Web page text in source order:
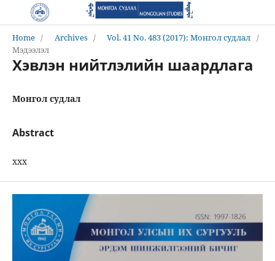
Home / Archives / Vol. 41 No. 483 (2017): Монгол судлал /
Мэдээлэл
Хэвлэн нийтлэлийн шаардлага
Монгол судлал
Abstract
ххх